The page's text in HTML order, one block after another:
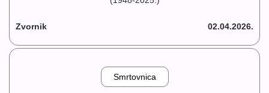
Zvornik 02.04.2026.
Smrtovnica